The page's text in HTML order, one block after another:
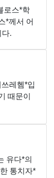
로스*학
*께서 어
.
레헴*입
때문이
유다*의
통치자*